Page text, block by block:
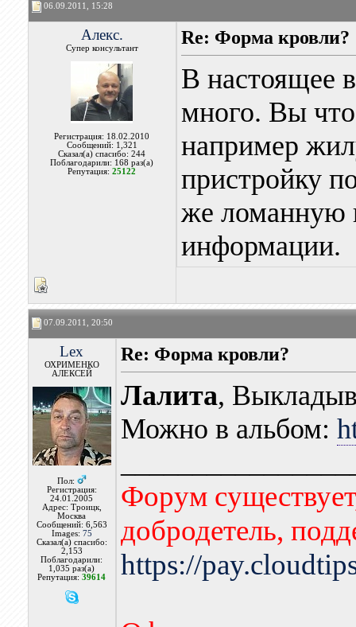
06.09.2011, 15:28
Алекс.
Супер консультант
Регистрация: 18.02.2010
Сообщений: 1,321
Сказал(а) спасибо: 244
Поблагодарили: 168 раз(а)
Репутация:25122
Re: Форма кровли?
В настоящее
много. Вы что
например
пристройку
же ломанную
информации.
07.09.2011, 20:50
Lex
ОХРИМЕНКО
АЛЕКСЕЙ
Пол:
Регистрация:
24.01.2005
Адрес: Троицк,
Москва
Сообщений: 6,563
Images: 75
Сказал(а) спасибо:
2,153
Поблагодарили:
1,035 раз(а)
Репутация:39614
Re: Форма кровли?
Лалита,
Можно в альбом:
Форум
добродетель,
https://